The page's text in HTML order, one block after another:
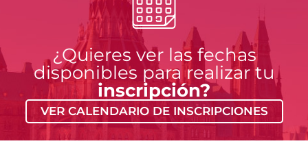
¿Quieres ver las fechas
disponibles para realizar tu
inscripción?
VER CALENDARIO DE INSCRIPCIONES